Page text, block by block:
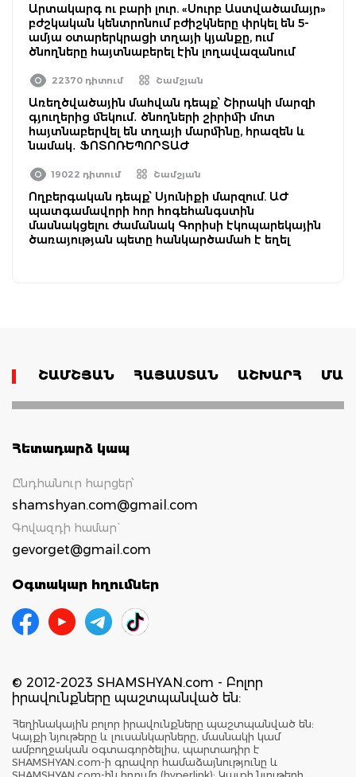
Արտակարգ ու բարի լուր. «Սուրբ Աստվածամայր»
բժշկական կենտրոնում բժիշկները փրկել են 5-
ամյա օտարերկրացի տղայի կյանքը, ում
ծնողները հայտնաբերել էին լողավազանում
22370 դիտում Շամշյան
Առեղծվածային մահվան դեպք՝ Շիրակի մարզի
գյուղերից մեկում․ ծնողների շիրիմի մոտ
հայտնաբերվել են տղայի մարմինը, հրազեն և
նամակ․ ՖՈՏՈՌԵՊՈՐՏԱԺ
19022 դիտում Շամշյան
Ողբերգական դեպք՝ Սյունիքի մարզում. ԱԺ
պատգամավորի հոր հոգեհանգստին
մասնակցելու ժամանակ Գորիսի էկոպարեկային
ծառայության պետը հանկարծամահ է եղել
ՇԱՄՇՅԱՆ ՀԱՅԱՍՏԱՆ ԱՇԽԱՐՀ
Հետադարձ կապ
Ընդհանուր հարցեր՝
shamshyan.com@gmail.com
Գովազդի համար`
gevorget@gmail.com
Օգտակար հղումներ
© 2012-2023 SHAMSHYAN.com - Բոլոր
իրավունքները պաշտպանված են:
Հեղինակային բոլոր իրավունքները պաշտպանված են:
Կայքի նյութերը և լուսանկարները, մասնակի կամ
ամբողջական օգտագործելիս, պարտադիր է
SHAMSHYAN.com-ի գրավոր համաձայնությունը և
SHAMSHYAN.com-ին հղումը (hyperlink): Կայքի նյութերի